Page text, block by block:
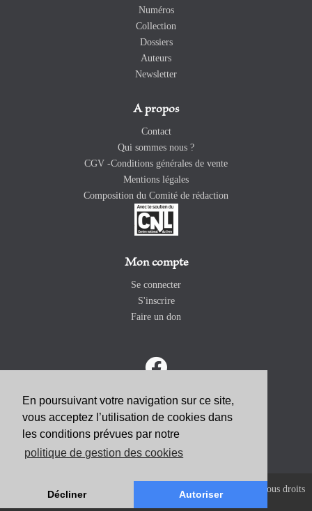
En poursuivant votre navigation sur ce site,
vous acceptez l’utilisation de cookies dans
les conditions prévues par notre
politique de gestion des cookies
Décliner Autoriser
Numéros
Collection
Dossiers
Auteurs
Newsletter
A propos
Contact
Qui sommes nous ?
CGV -Conditions générales de vente
Mentions légales
Composition du Comité de rédaction
Mon compte
Se connecter
S'inscrire
Faire un don
ABONNEZ-VOUS
Copyright 2026 Revue Catholique Internationale COMMUNIO. Tous droits